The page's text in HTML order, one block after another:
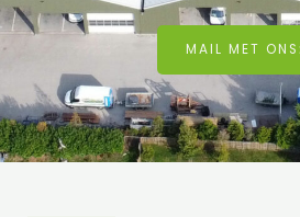
MAIL MET ONS